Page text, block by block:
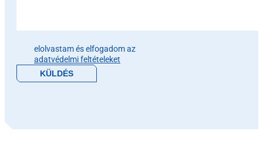
elolvastam és elfogadom az
adatvédelmi feltételeket